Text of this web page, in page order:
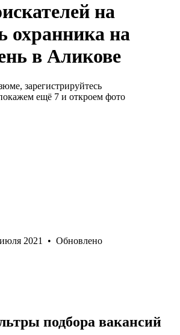
на
охранника на
в Аликове
зарегистрируйтесь
ещё 7 и откроем фото
2021 • Обновлено
подбора вакансий